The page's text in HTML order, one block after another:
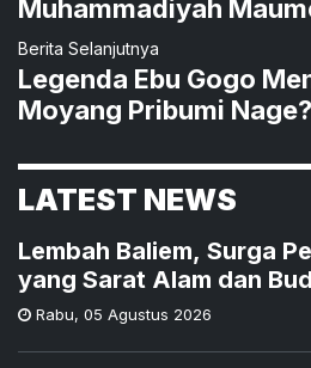
Muhammadiyah
Berita Selanjutnya
Legenda Ebu Gogo
Moyang Pribumi Nage?
LATEST NEWS
Lembah Baliem, Surga
yang Sarat Alam dan
Rabu, 05 Agustus 2026